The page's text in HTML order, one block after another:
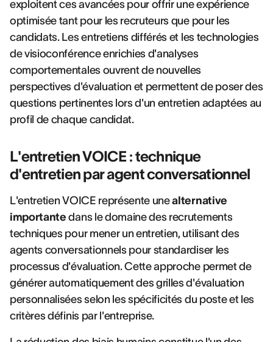
exploitent ces avancées pour offrir une expérience
optimisée tant pour les recruteurs que pour les
candidats. Les entretiens différés et les technologies
de visioconférence enrichies d'analyses
comportementales ouvrent de nouvelles
perspectives d'évaluation et permettent de poser des
questions pertinentes lors d'un entretien adaptées au
profil de chaque candidat.
L'entretien VOICE : technique
d'entretien par agent conversationnel
L'entretien VOICE représente unealternative
importante dans le domaine des recrutements
techniques pour mener un entretien, utilisant des
agents conversationnels pour standardiser les
processus d'évaluation. Cette approche permet de
générer automatiquement des grilles d'évaluation
personnalisées selon les spécificités du poste et les
critères définis par l'entreprise.